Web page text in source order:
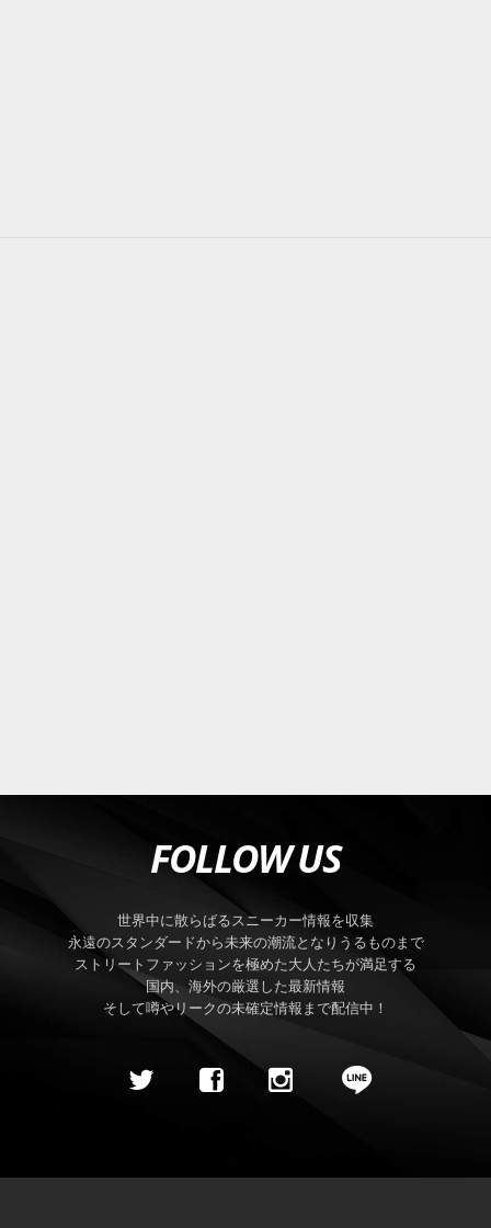
FOLLOW US
世界中に散らばるスニーカー情報を収集
永遠のスタンダードから未来の潮流となりうるものまで
ストリートファッションを極めた大人たちが満足する
国内、海外の厳選した最新情報
そして噂やリークの未確定情報まで配信中！